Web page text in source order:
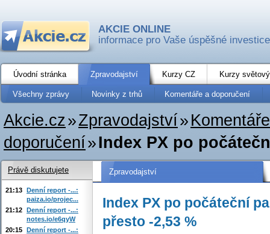
AKCIE ONLINE
informace pro Vaše úspěšné investice
Úvodní stránka Zpravodajství Kurzy CZ Kurzy
Všechny zprávy Novinky z trhů Komentáře a doporučení
Akcie.cz»Zpravodajství»
doporučení»Index PX po
Zpravodajství
Index PX po počáteční
přesto -2,53 %
Právě diskutujete
21:13 Denní report -...:
paiza.io/projec...
21:12 Denní report -...:
notes.io/e6qyW
20:15 Denní report -...: